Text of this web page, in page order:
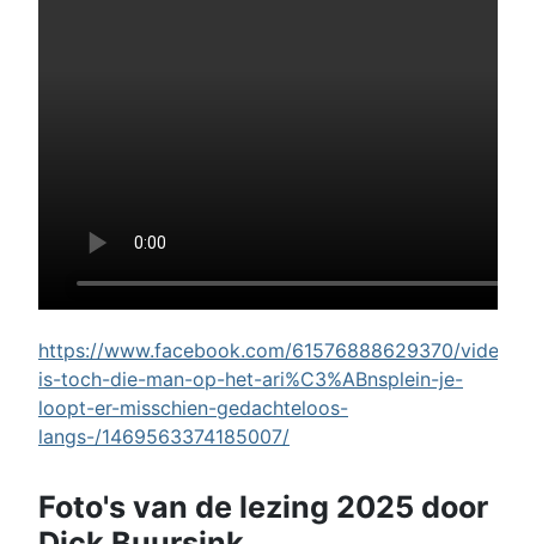
https://www.facebook.com/61576888629370/videos/
is-toch-die-man-op-het-ari%C3%ABnsplein-je-
loopt-er-misschien-gedachteloos-
langs-/1469563374185007/
Foto's van de lezing 2025 door